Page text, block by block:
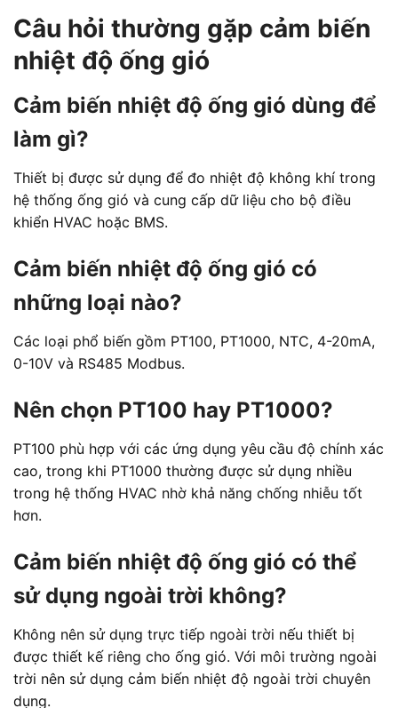
Câu hỏi thường gặp cảm biến
nhiệt độ ống gió
Cảm biến nhiệt độ ống gió dùng để
làm gì?
Thiết bị được sử dụng để đo nhiệt độ không khí trong
hệ thống ống gió và cung cấp dữ liệu cho bộ điều
khiển HVAC hoặc BMS.
Cảm biến nhiệt độ ống gió có
những loại nào?
Các loại phổ biến gồm PT100, PT1000, NTC, 4-20mA,
0-10V và RS485 Modbus.
Nên chọn PT100 hay PT1000?
PT100 phù hợp với các ứng dụng yêu cầu độ chính xác
cao, trong khi PT1000 thường được sử dụng nhiều
trong hệ thống HVAC nhờ khả năng chống nhiễu tốt
hơn.
Cảm biến nhiệt độ ống gió có thể
sử dụng ngoài trời không?
Không nên sử dụng trực tiếp ngoài trời nếu thiết bị
được thiết kế riêng cho ống gió. Với môi trường ngoài
trời nên sử dụng cảm biến nhiệt độ ngoài trời chuyên
dụng.